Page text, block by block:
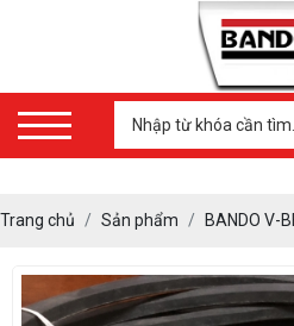
Trang chủ Sản phẩm BANDO V-